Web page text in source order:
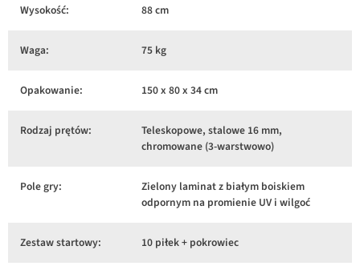
Wysokość: 88 cm
Waga: 75 kg
Opakowanie: 150 x 80 x 34 cm
Rodzaj prętów:
Teleskopowe, stalowe 16 mm,
chromowane (3-warstwowo)
Pole gry:
Zielony laminat z białym boiskiem
odpornym na promienie UV i wilgoć
Zestaw startowy: 10 piłek + pokrowiec